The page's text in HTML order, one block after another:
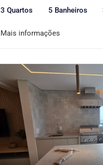
3 Quartos 5 Banheiros
Mais informações